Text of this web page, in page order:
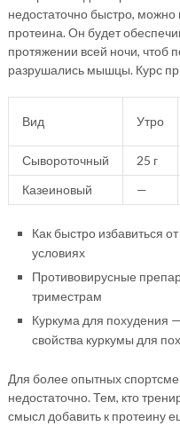
недостаточно быстро,
протеина. Он будет
протяжении всей ночи, чтоб
разрушались мышцы. Курс
Вид Утро
Сывороточный
25 г
Казеиновый
—
Как быстро избавиться
условиях
Противовирусные
триместрам
Куркума для похудения
свойства куркумы для
Для более опытных
недостаточно. Тем, кто
смысл добавить к протеину